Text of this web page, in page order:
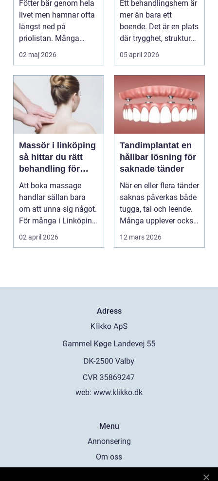
Fötter bär genom hela
livet men hamnar ofta
längst ned på
priolistan. Många
väntar tills problemen
02 maj 2026
Ett behandlingshem är
mer än bara ett
boende. Det är en plats
där trygghet, struktur
och professione...
05 april 2026
Massör i linköping
så hittar du rätt
behandling för
kropp och hälsa
Att boka massage
handlar sällan bara
om att unna sig något.
För många i Linköping
har regelbunden ma...
02 april 2026
Tandimplantat en
hållbar lösning för
saknade tänder
När en eller flera tänder
saknas påverkas både
tugga, tal och leende.
Många upplever också
en osäker...
12 mars 2026
Adress
web: www.klikko.dk
Menu
Annonsering
Om oss